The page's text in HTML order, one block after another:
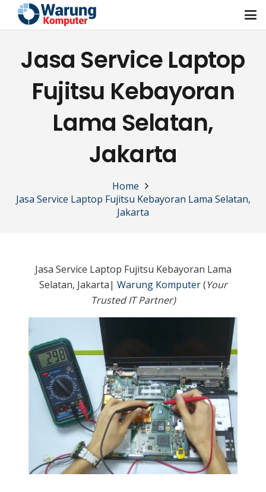
Jasa Service Laptop
Fujitsu Kebayoran
Lama Selatan,
Jakarta
Home
Jasa Service Laptop Fujitsu Kebayoran Lama Selatan,
Jakarta
Jasa Service Laptop Fujitsu Kebayoran Lama
Selatan, Jakarta| Warung Komputer(Your
Trusted IT Partner)